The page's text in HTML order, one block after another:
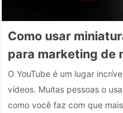
Como usar
para marketing de
O YouTube é um lugar
vídeos. Muitas pessoas o
como você faz com que